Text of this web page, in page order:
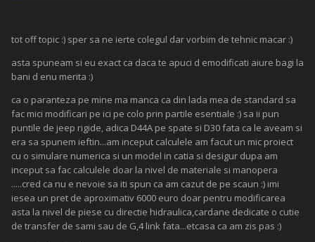
tot off topic :) sper sa ne ierte colegul dar vorbim de tehnic macar :)
asta spuneam si eu exact ca daca te apuci d emodificati aiure bagi la
bani d enu merita :)
ca o paranteza pe mine ma manca ca din lada mea de standard sa
fac mici modificari pe ici pe colo prin partile esentiale :) sa ii pun
puntile de jeep rigide, adica D44A pe spate si D30 fata ca le aveam si
era sa spunem ieftin...am inceput calculele am facut un mic proiect
cu o simulare numerica si un model in catia si desigur dupa am
inceput sa fac calculele doar la nivel de materiale si manopera
.....cred ca nu e nevoie sa iti spun ca am cazut de pe scaun :) imi
iesea un pret de aproximativ 6000 euro doar pentru modificarea
asta la nivel de piese cu directie hidraulica,cardane dedicate o cutie
de transfer de sami sau de G,4 link fata...etcasa ca am zis pas :)